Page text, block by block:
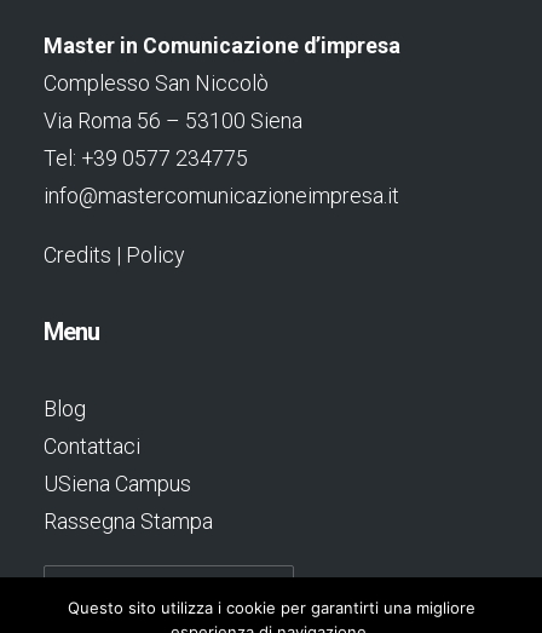
Master in Comunicazione d’impresa
Complesso San Niccolò
Via Roma 56 – 53100 Siena
Tel: +39 0577 234775
info@mastercomunicazioneimpresa.it
Credits | Policy
Menu
Blog
Contattaci
USiena Campus
Rassegna Stampa
Questo sito utilizza i cookie per garantirti una migliore